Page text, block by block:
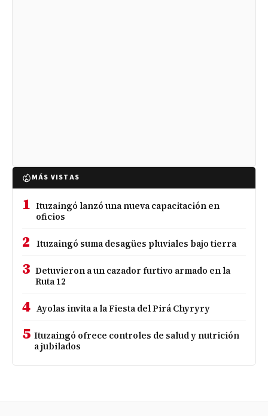
MÁS VISTAS
1 Ituzaingó lanzó una nueva capacitación en
oficios
2 Ituzaingó suma desagües pluviales bajo tierra
3 Detuvieron a un cazador furtivo armado en la
Ruta 12
4 Ayolas invita a la Fiesta del Pirá Chyryry
5 Ituzaingó ofrece controles de salud y nutrición
a jubilados